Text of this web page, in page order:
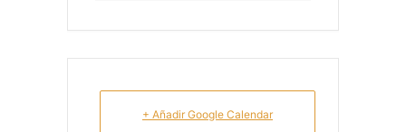
+ Añadir Google Calendar